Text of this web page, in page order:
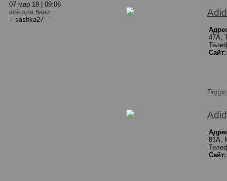
07 мар 18 | 09:06
всё для бани
-- sashka27
47А,
Сайт:
81А,
Сайт: